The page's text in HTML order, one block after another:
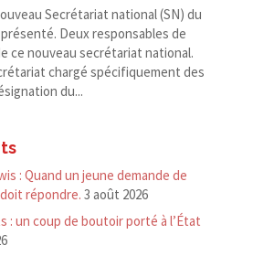
Secrétariat national (SN) du
Deux responsables de
ce nouveau secrétariat national.
chargé spécifiquement des
du...
: Quand un jeune demande de
répondre. 3 août 2026
: un coup de boutoir porté à l’État